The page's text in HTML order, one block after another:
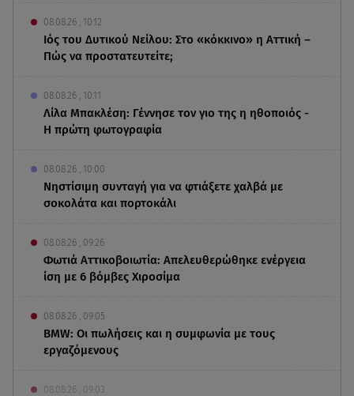
08.08.26 , 10:12
Ιός του Δυτικού Νείλου: Στο «κόκκινο» η Αττική –
Πώς να προστατευτείτε;
08.08.26 , 10:11
Λίλα Μπακλέση: Γέννησε τον γιο της η ηθοποιός -
Η πρώτη φωτογραφία
08.08.26 , 10:00
Νηστίσιμη συνταγή για να φτιάξετε χαλβά με
σοκολάτα και πορτοκάλι
08.08.26 , 09:26
Φωτιά Αττικοβοιωτία: Απελευθερώθηκε ενέργεια
ίση με 6 βόμβες Χιροσίμα
08.08.26 , 09:05
BMW: Οι πωλήσεις και η συμφωνία με τους
εργαζόμενους
08.08.26 , 09:03